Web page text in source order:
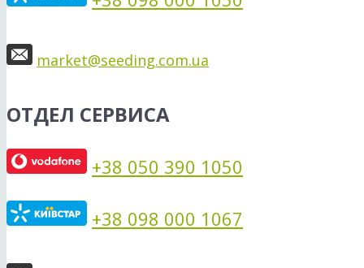
market@seeding.com.ua
ОТДЕЛ СЕРВИСА
+38 050 390 1050
+38 098 000 1067